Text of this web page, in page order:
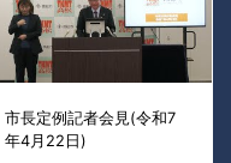
市長定例記者会見(令和7
年4月22日)